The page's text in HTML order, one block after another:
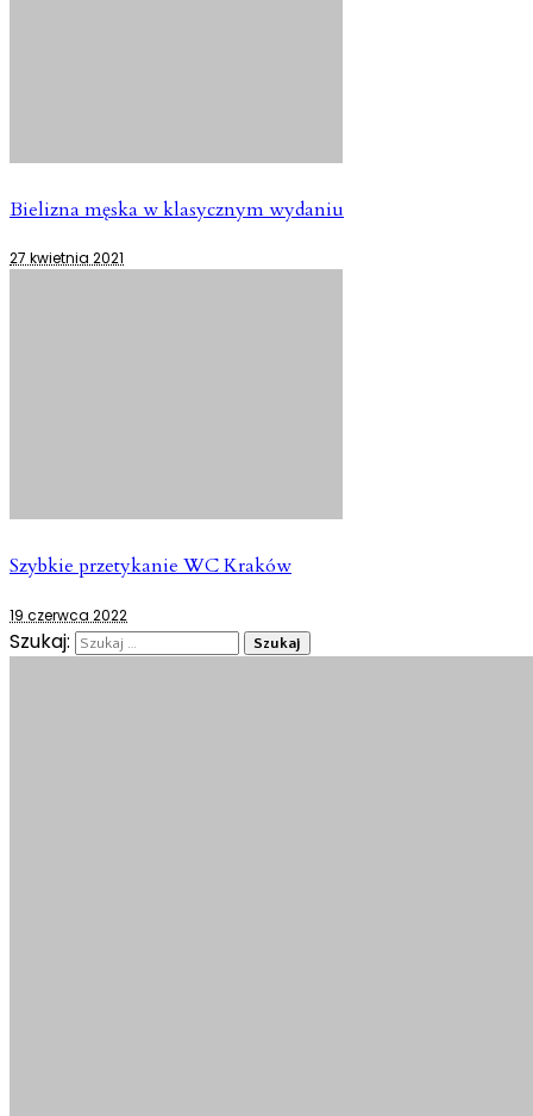
Bielizna męska w klasycznym wydaniu
27 kwietnia 2021
Szybkie przetykanie WC Kraków
19 czerwca 2022
Szukaj: